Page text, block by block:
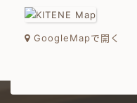
GoogleMapで開く